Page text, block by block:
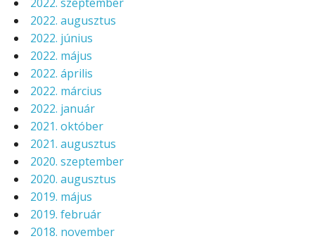
2022. augusztus
2022. június
2022. május
2022. április
2022. március
2022. január
2021. október
2021. augusztus
2020. szeptember
2020. augusztus
2019. május
2019. február
2018. november